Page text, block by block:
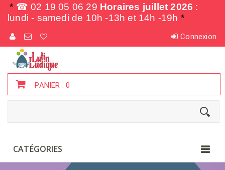
* ☎ 02 19 05 06 29 Horaires juillet 2026 :
lundi - samedi de 10h -13h et 14h -19h *
Connexion
PANIER :0
CATÉGORIES